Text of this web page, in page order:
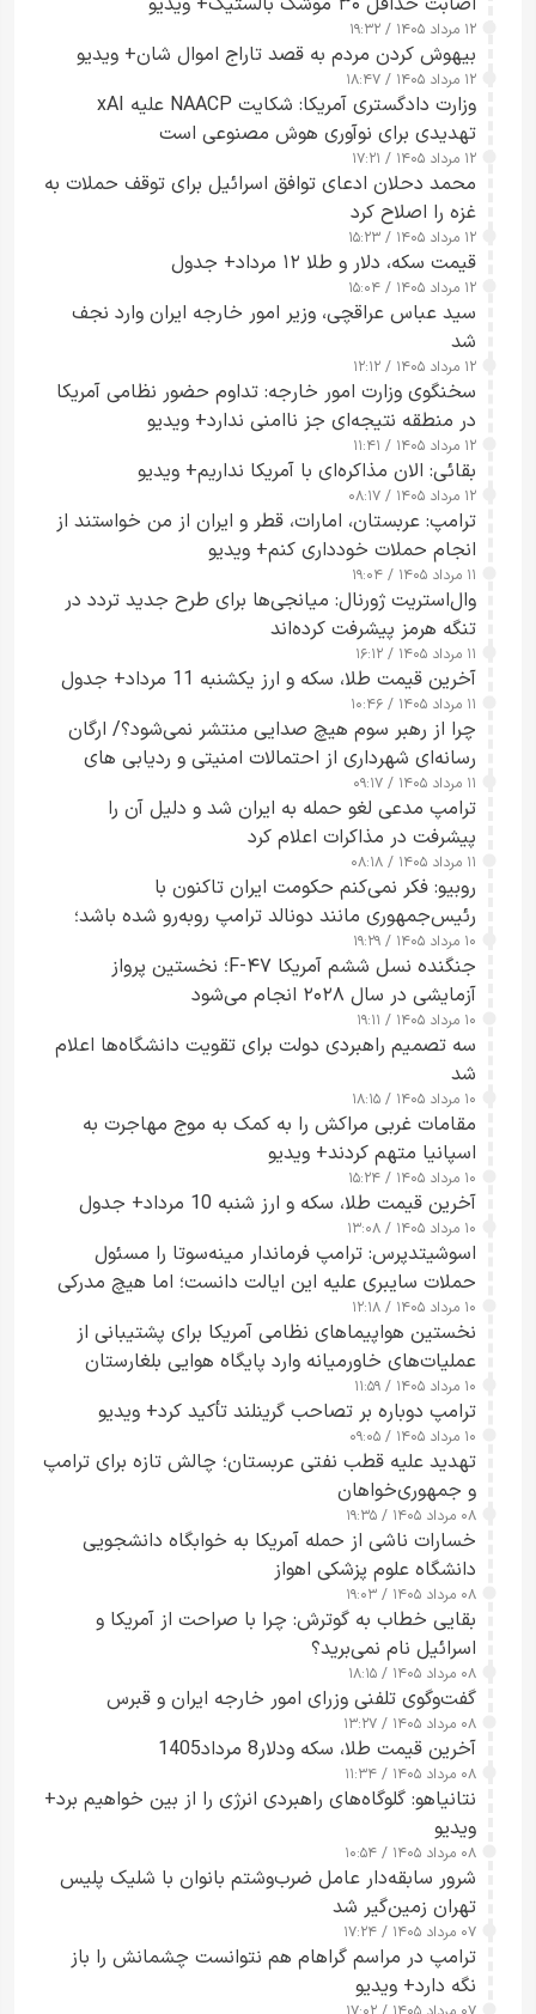
۱۲ مرداد ۱۴۰۵ / ۱۹:۳۲
بیهوش کردن مردم به قصد تاراج اموال شان+ ویدیو
۱۲ مرداد ۱۴۰۵ / ۱۸:۴۷
وزارت دادگستری آمریکا: شکایت NAACP علیه xAI
تهدیدی برای نوآوری هوش مصنوعی است
۱۲ مرداد ۱۴۰۵ / ۱۷:۲۱
محمد دحلان ادعای توافق اسرائیل برای توقف حملات به
غزه را اصلاح کرد
۱۲ مرداد ۱۴۰۵ / ۱۵:۲۳
قیمت سکه، دلار و طلا ۱۲ مرداد+ جدول
۱۲ مرداد ۱۴۰۵ / ۱۵:۰۴
سید عباس عراقچی، وزیر امور خارجه ایران وارد نجف
شد
۱۲ مرداد ۱۴۰۵ / ۱۲:۱۲
سخنگوی وزارت امور خارجه: تداوم حضور نظامی آمریکا
در منطقه نتیجه‌ای جز ناامنی ندارد+ ویدیو
۱۲ مرداد ۱۴۰۵ / ۱۱:۴۱
بقائی: الان مذاکره‌ای با آمریکا نداریم+ ویدیو
۱۲ مرداد ۱۴۰۵ / ۰۸:۱۷
ترامپ: عربستان، امارات، قطر و ایران از من خواستند از
انجام حملات خودداری کنم+ ویدیو
۱۱ مرداد ۱۴۰۵ / ۱۹:۰۴
وال‌استریت ژورنال: میانجی‌ها برای طرح جدید تردد در
تنگه هرمز پیشرفت کرده‌اند
۱۱ مرداد ۱۴۰۵ / ۱۶:۱۲
آخرین قیمت طلا، سکه و ارز یکشنبه 11 مرداد+ جدول
۱۱ مرداد ۱۴۰۵ / ۱۰:۴۶
چرا از رهبر سوم هیچ صدایی منتشر نمی‌شود؟/ ارگان
رسانه‌ای شهرداری از احتمالات امنیتی و ردیابی های
جاسوسی گفت
۱۱ مرداد ۱۴۰۵ / ۰۹:۱۷
ترامپ مدعی لغو حمله به ایران شد و دلیل آن را
پیشرفت در مذاکرات اعلام کرد
۱۱ مرداد ۱۴۰۵ / ۰۸:۱۸
روبیو: فکر نمی‌کنم حکومت ایران تاکنون با
رئیس‌جمهوری مانند دونالد ترامپ روبه‌رو شده باشد؛
کسی که واقعاً دست به اقدام می‌زند
۱۰ مرداد ۱۴۰۵ / ۱۹:۲۹
جنگنده نسل ششم آمریکا F-۴۷؛ نخستین پرواز
آزمایشی در سال ۲۰۲۸ انجام می‌شود
۱۰ مرداد ۱۴۰۵ / ۱۹:۱۱
سه تصمیم راهبردی دولت برای تقویت دانشگاه‌ها اعلام
شد
۱۰ مرداد ۱۴۰۵ / ۱۸:۱۵
مقامات غربی مراکش را به کمک به موج مهاجرت به
اسپانیا متهم کردند+ ویدیو
۱۰ مرداد ۱۴۰۵ / ۱۵:۲۴
آخرین قیمت طلا، سکه و ارز شنبه 10 مرداد+ جدول
۱۰ مرداد ۱۴۰۵ / ۱۳:۰۸
اسوشیتدپرس: ترامپ فرماندار مینه‌سوتا را مسئول
حملات سایبری علیه این ایالت دانست؛ اما هیچ مدرکی
ارائه نکرد
۱۰ مرداد ۱۴۰۵ / ۱۲:۱۸
نخستین هواپیماهای نظامی آمریکا برای پشتیبانی از
عملیات‌های خاورمیانه وارد پایگاه هوایی بلغارستان
شدند
۱۰ مرداد ۱۴۰۵ / ۱۱:۵۹
ترامپ دوباره بر تصاحب گرینلند تأکید کرد+ ویدیو
۱۰ مرداد ۱۴۰۵ / ۰۹:۰۵
تهدید علیه قطب نفتی عربستان؛ چالش تازه برای ترامپ
و جمهوری‌خواهان
۰۸ مرداد ۱۴۰۵ / ۱۹:۳۵
خسارات ناشی از حمله آمریکا به خوابگاه دانشجویی
دانشگاه علوم پزشکی اهواز
۰۸ مرداد ۱۴۰۵ / ۱۹:۰۳
بقایی خطاب به گوترش: چرا با صراحت از آمریکا و
اسرائیل نام نمی‌برید؟
۰۸ مرداد ۱۴۰۵ / ۱۸:۱۵
گفت‌وگوی تلفنی وزرای امور خارجه ایران و قبرس
۰۸ مرداد ۱۴۰۵ / ۱۳:۲۷
آخرین قیمت طلا، سکه ودلار8 مرداد1405
۰۸ مرداد ۱۴۰۵ / ۱۱:۳۴
نتانیاهو: گلوگاه‌های راهبردی انرژی را از بین خواهیم برد+
ویدیو
۰۸ مرداد ۱۴۰۵ / ۱۰:۵۴
شرور سابقه‌دار عامل ضرب‌وشتم بانوان با شلیک پلیس
تهران زمین‌گیر شد
۰۷ مرداد ۱۴۰۵ / ۱۷:۲۴
ترامپ در مراسم گراهام هم نتوانست چشمانش را باز
نگه دارد+ ویدیو